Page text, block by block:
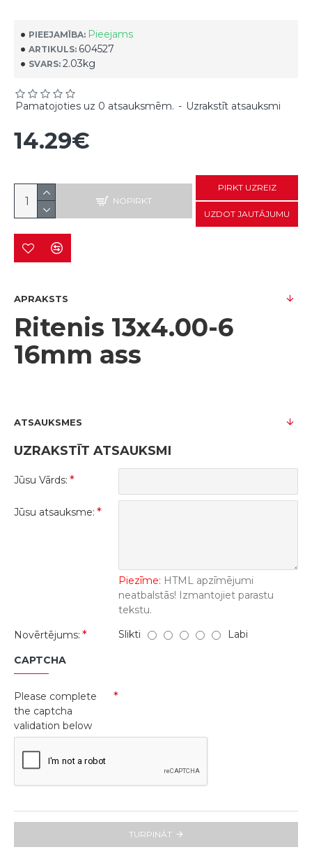
PIEEJAMĪBA: Pieejams
ARTIKULS: 604527
SVARS: 2.03kg
Pamatojoties uz 0 atsauksmēm. - Uzrakstīt atsauksmi
14.29€
NOPIRKT
PIRKT UZREIZ
UZDOT JAUTĀJUMU
APRAKSTS
Ritenis 13x4.00-6
16mm ass
ATSAUKSMES
UZRAKSTĪT ATSAUKSMI
Jūsu Vārds:
Jūsu atsauksme:
Piezīme: HTML apzīmējumi
neatbalstās! Izmantojiet parastu
tekstu.
Novērtējums:
Slikti Labi
CAPTCHA
Please complete
the captcha
validation below
TURPINĀT